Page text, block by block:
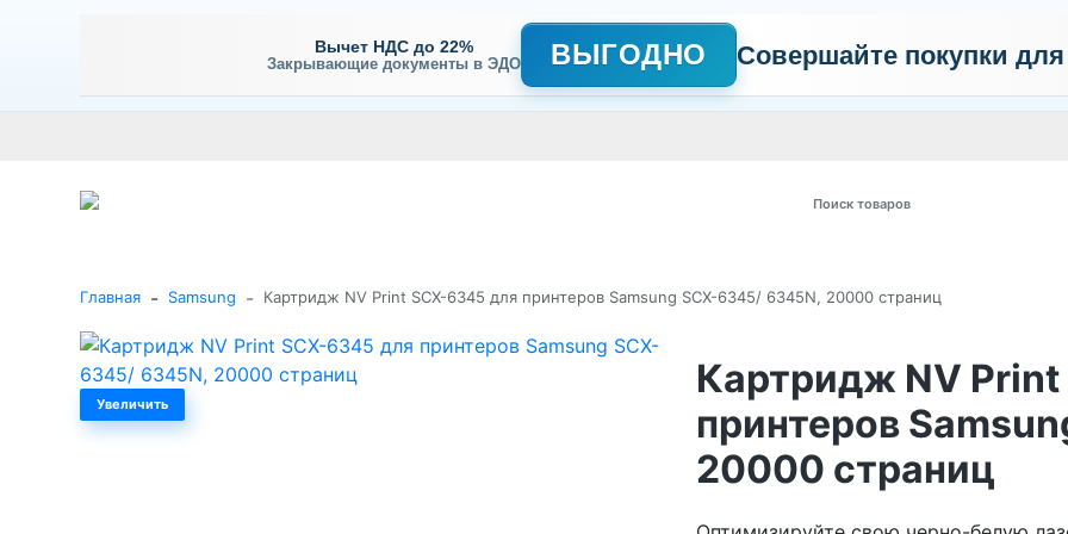
Вычет НДС до 22%
Закрывающие документы в ЭДО ВЫГОДНО Совершайте покупки
Главная - Samsung - Картридж NV Print SCX-6345 для принтеров Samsung SCX-6345/ 6345N, 20000 страниц
Увеличить
Картридж NV
принтеров
20000 страниц